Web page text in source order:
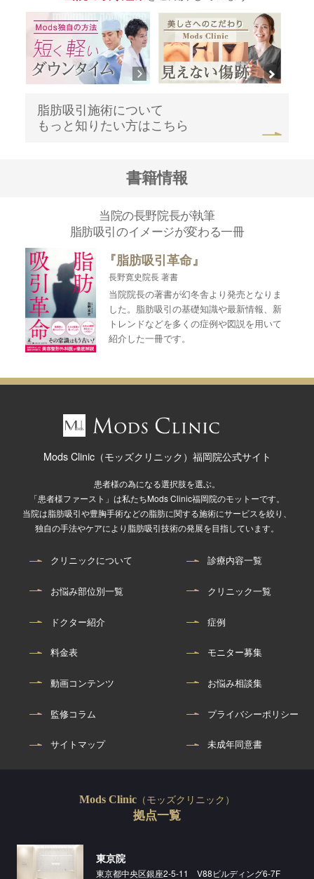
脂肪吸引施術について
もっと知りたい方はこちら
書籍情報
当院の長野院長が執筆
脂肪吸引のイメージが変わる一冊
『脂肪吸引革命』
長野寛史院長 著書
当院院長の著書が幻冬舎より発売となりま
した。脂肪吸引の基礎知識や最新情報、新
トレンドなどを多くの症例や図説を用いて
紹介した一冊です。
Mods Clinic（モッズクリニック）福岡院公式サイト
患者様の為になる選択肢を選ぶ。
「患者様ファースト」は私たちMods Clinic福岡院のモットーです。
当院は脂肪吸引や豊胸手術などの脂肪に関する施術にサービスを絞り、
独自の手法やケアにより脂肪吸引技術の発展を目指しています。
クリニックについて 診療内容一覧
お悩み部位別一覧 クリニック一覧
ドクター紹介 症例
料金表 モニター募集
動画コンテンツ お悩み相談集
監修コラム プライバシーポリシー
サイトマップ 未成年同意書
Mods Clinic （モッズクリニック）
拠点一覧
東京院
東京都中央区銀座2-5-11 V88ビルディング6-7F